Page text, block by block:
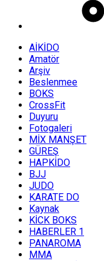
AİKİDO
Amatör
Arşiv
Beslenmee
BOKS
CrossFit
Duyuru
Fotogaleri
MİX MANŞET
GÜREŞ
HAPKİDO
BJJ
JUDO
KARATE DO
Kaynak
KİCK BOKS
HABERLER 1
PANAROMA
MMA